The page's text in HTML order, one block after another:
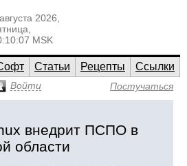
2026,
MSK
Статьи Рецепты
Ссылки
Войти Постучаться
внедрит ПСПО в
области